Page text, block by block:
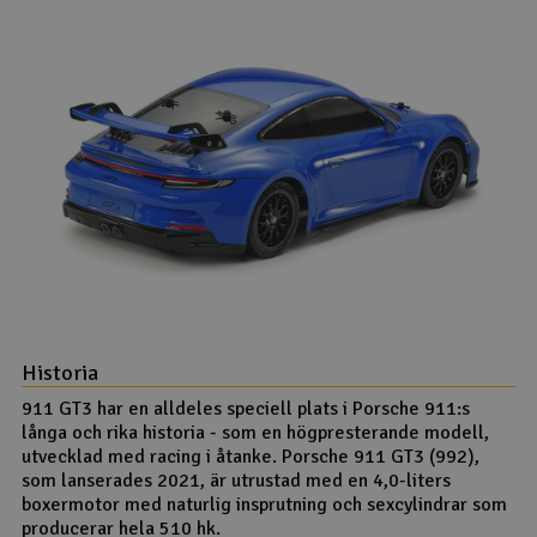
Historia
911 GT3 har en alldeles speciell plats i Porsche 911:s
långa och rika historia - som en högpresterande modell,
utvecklad med racing i åtanke. Porsche 911 GT3 (992),
som lanserades 2021, är utrustad med en 4,0-liters
boxermotor med naturlig insprutning och sexcylindrar som
producerar hela 510 hk.